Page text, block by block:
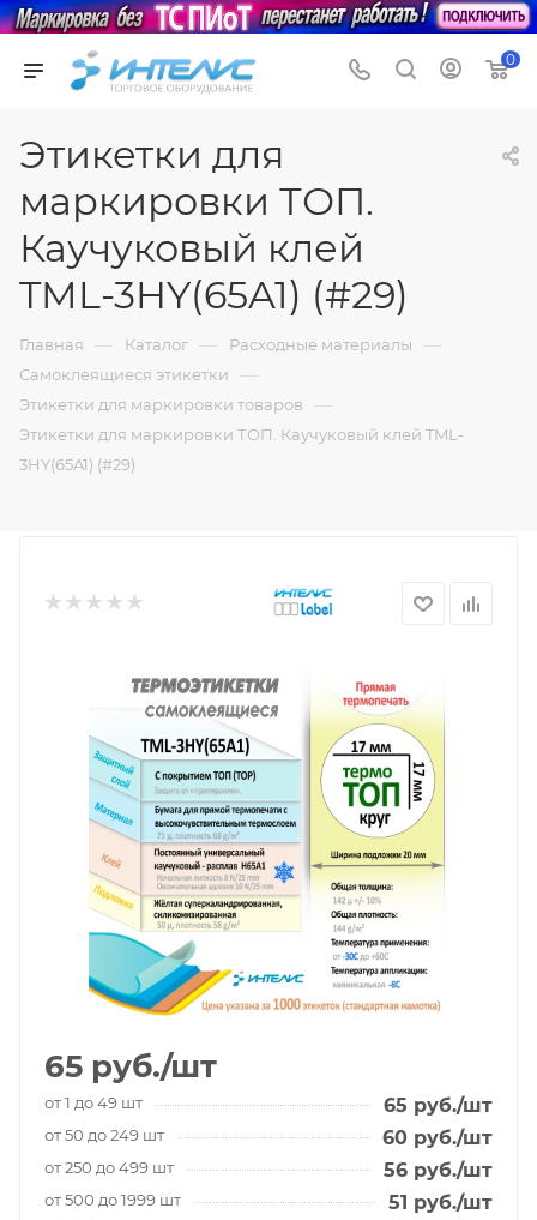
0
Этикетки для
маркировки ТОП.
Каучуковый клей
TML-3HY(65A1) (#29)
Главная — Каталог — Расходные материалы —
Самоклеящиеся этикетки —
Этикетки для маркировки товаров —
Этикетки для маркировки ТОП. Каучуковый клей TML-
3HY(65A1) (#29)
65 руб./шт
от 1 до 49 шт 65 руб./шт
от 50 до 249 шт 60 руб./шт
от 250 до 499 шт 56 руб./шт
от 500 до 1999 шт 51 руб./шт